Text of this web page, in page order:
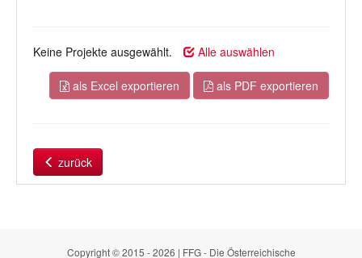
Keine Projekte ausgewählt. Alle auswählen
als Excel exportieren als PDF exportieren
zurück
Copyright © 2015 - 2026 | FFG - Die Österreichische